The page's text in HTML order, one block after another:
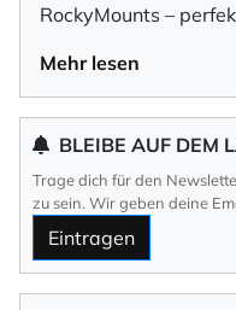
RockyMounts –
Mehr lesen
BLEIBE AUF DEM
Trage dich für den
zu sein. Wir geben deine
Eintragen